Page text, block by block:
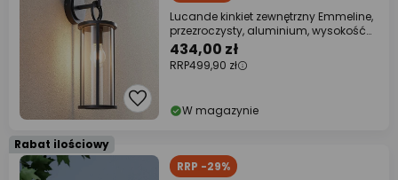
Lucande kinkiet zewnętrzny Emmeline,
przezroczysty, aluminium, wysokość
45 cm
434,00 zł
RRP499,90 zł
W magazynie
Rabat ilościowy
RRP -29%